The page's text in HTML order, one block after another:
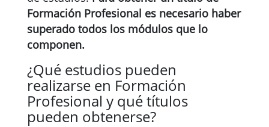
Formación Profesional es necesario haber
superado todos los módulos que lo
componen.
¿Qué estudios pueden
realizarse en Formación
Profesional y qué títulos
pueden obtenerse?